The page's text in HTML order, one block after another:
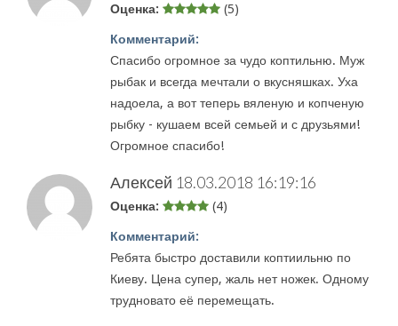
Оценка: (5)
Комментарий:
Спасибо огромное за чудо коптильню. Муж
рыбак и всегда мечтали о вкусняшках. Уха
надоела, а вот теперь вяленую и копченую
рыбку - кушаем всей семьей и с друзьями!
Огромное спасибо!
Алексей 18.03.2018 16:19:16
Оценка: (4)
Комментарий:
Ребята быстро доставили коптиильню по
Киеву. Цена супер, жаль нет ножек. Одному
трудновато её перемещать.